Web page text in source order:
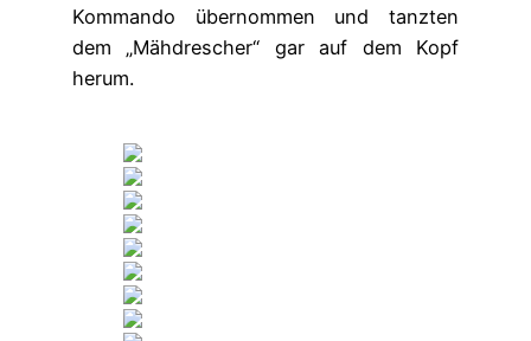
Kommando übernommen und tanzten
dem „Mähdrescher“ gar auf dem Kopf
herum.